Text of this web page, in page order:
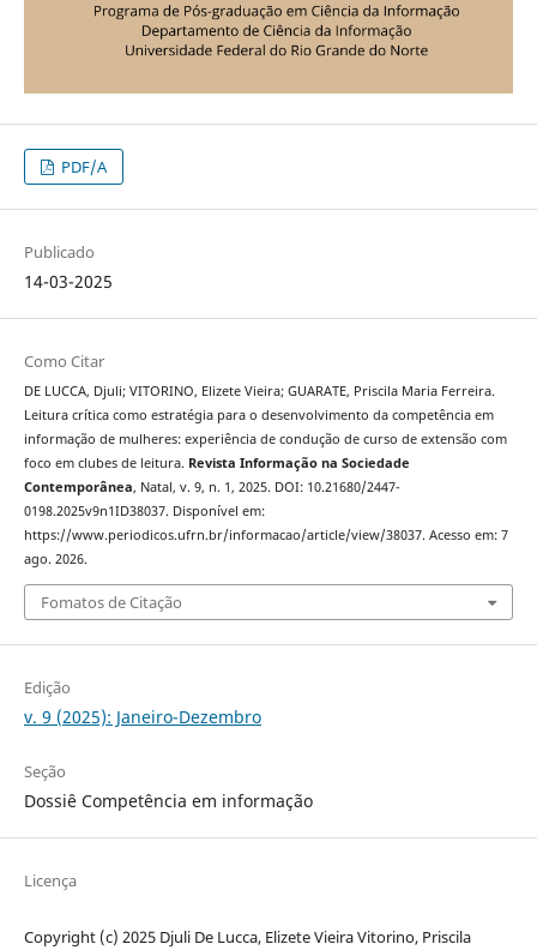
PDF/A
Publicado
14-03-2025
Como Citar
DE LUCCA, Djuli; VITORINO, Elizete Vieira; GUARATE, Priscila Maria Ferreira.
Leitura crítica como estratégia para o desenvolvimento da competência em
informação de mulheres: experiência de condução de curso de extensão com
foco em clubes de leitura. Revista Informação na Sociedade
Contemporânea, Natal, v. 9, n. 1, 2025. DOI: 10.21680/2447-
0198.2025v9n1ID38037. Disponível em:
https://www.periodicos.ufrn.br/informacao/article/view/38037. Acesso em: 7
ago. 2026.
Fomatos de Citação
Edição
v. 9 (2025): Janeiro-Dezembro
Seção
Dossiê Competência em informação
Licença
Copyright (c) 2025 Djuli De Lucca, Elizete Vieira Vitorino, Priscila